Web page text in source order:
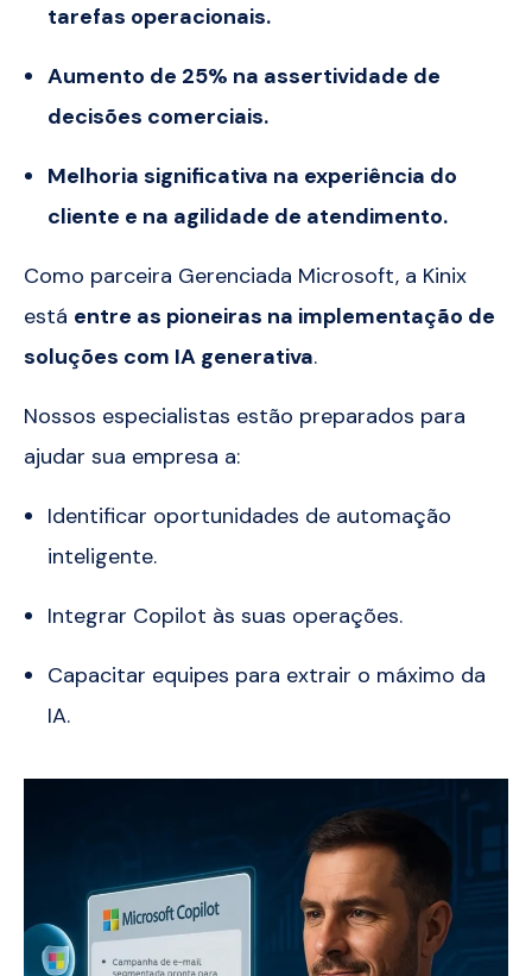
tarefas operacionais.
Aumento de 25% na assertividade de
decisões comerciais.
Melhoria significativa na experiência do
cliente e na agilidade de atendimento.
Como parceira Gerenciada Microsoft, a Kinix
está entre as pioneiras na implementação de
soluções com IA generativa.
Nossos especialistas estão preparados para
ajudar sua empresa a:
Identificar oportunidades de automação
inteligente.
Integrar Copilot às suas operações.
Capacitar equipes para extrair o máximo da
IA.